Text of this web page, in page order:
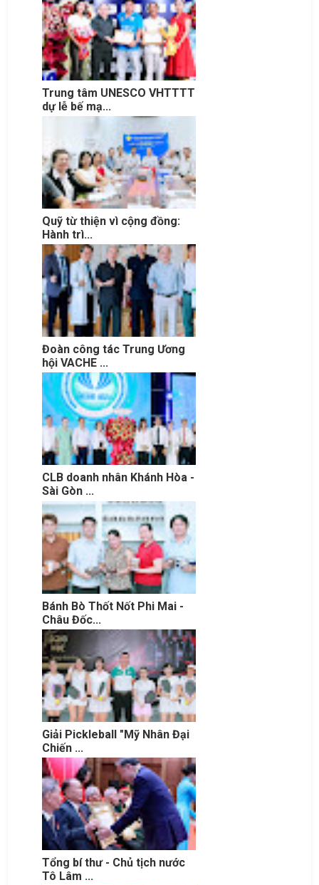
Trung tâm UNESCO VHTTTT
dự lễ bế mạ...
Quỹ từ thiện vì cộng đồng:
Hành trì...
Đoàn công tác Trung Ương
hội VACHE ...
CLB doanh nhân Khánh Hòa -
Sài Gòn ...
Bánh Bò Thốt Nốt Phi Mai -
Châu Đốc...
Giải Pickleball "Mỹ Nhân Đại
Chiến ...
Tổng bí thư - Chủ tịch nước
Tô Lâm ...